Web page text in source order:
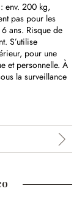
env. 200 kg,
pas pour les
ans. Risque de
S’utilise
pour une
et personnelle. À
la surveillance